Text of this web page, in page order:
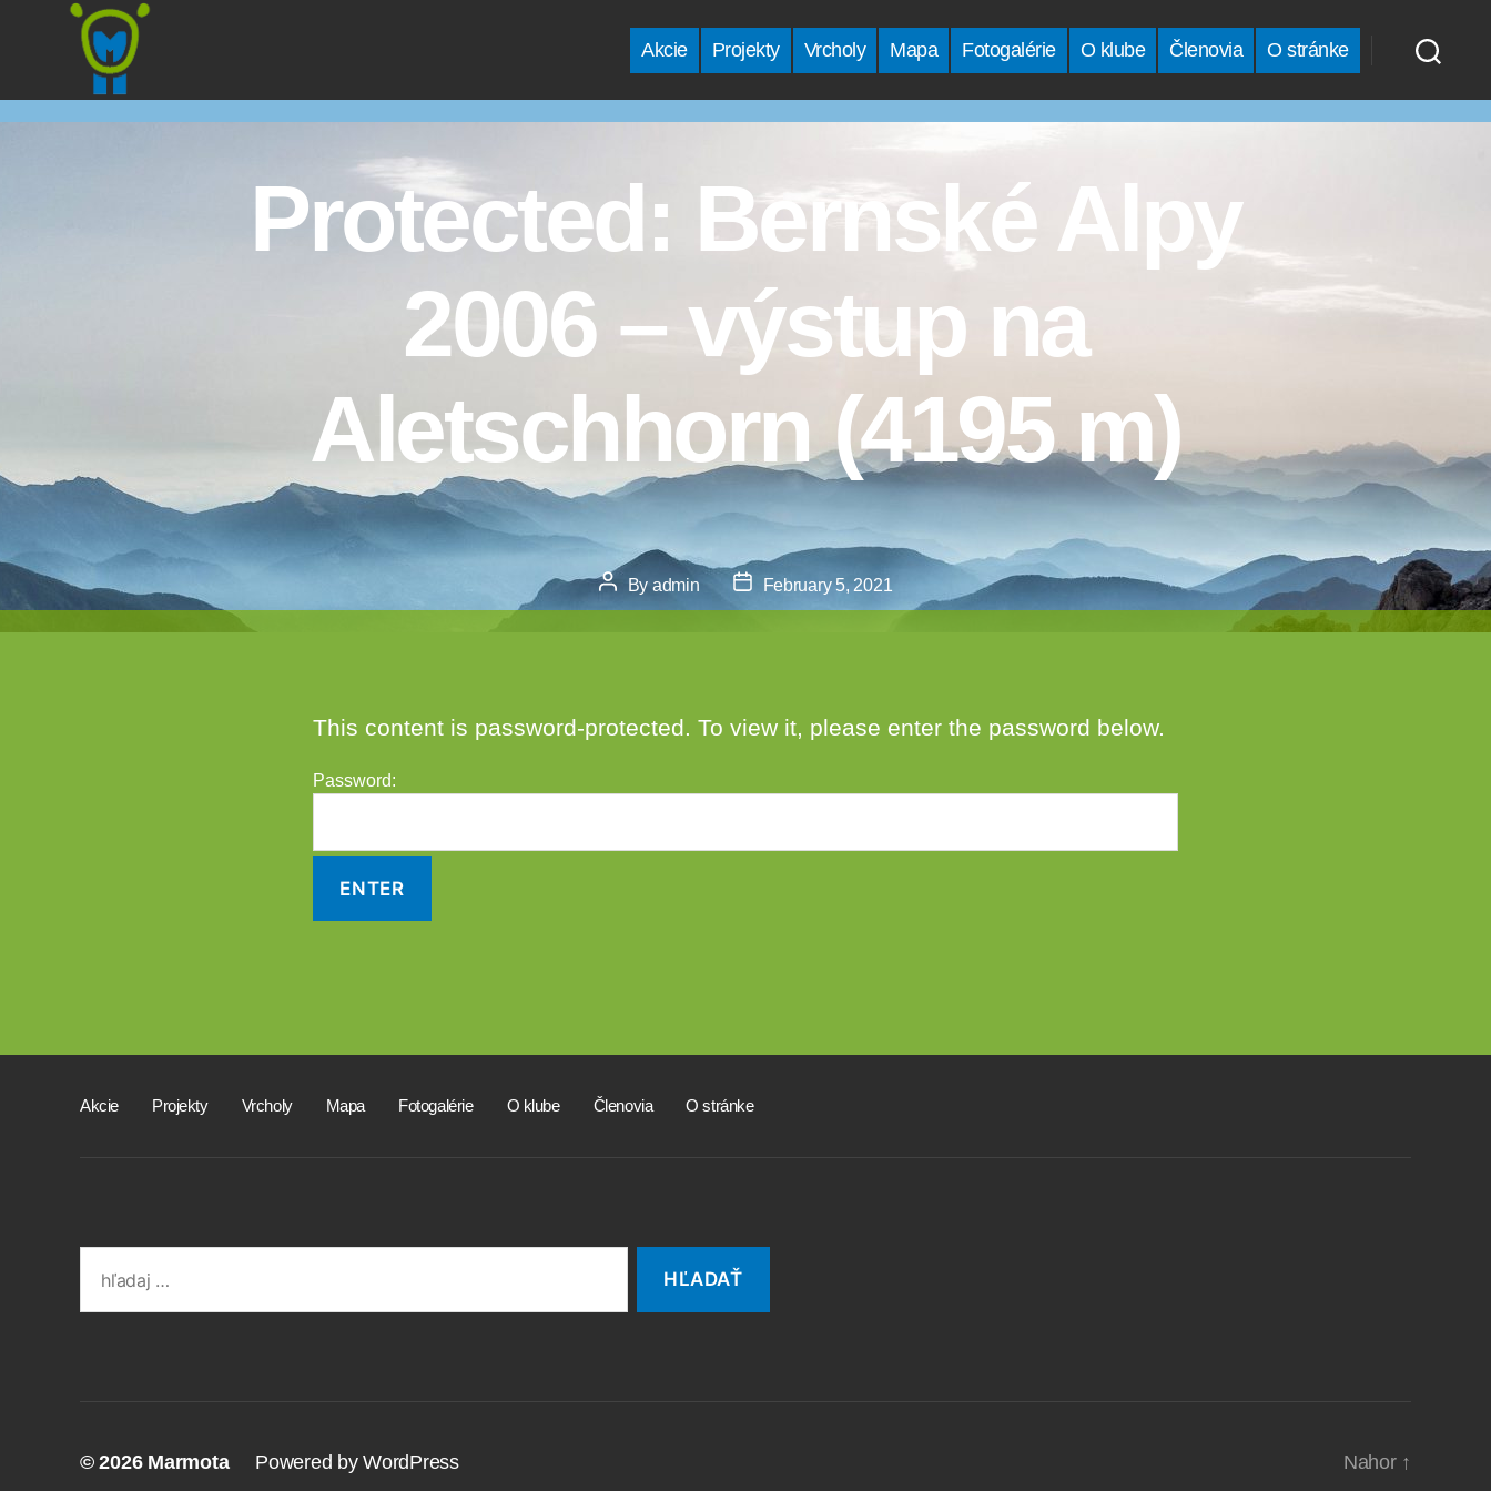
Akcie Projekty Vrcholy Mapa Fotogalérie O klube Členovia O stránke
Protected: Bernské Alpy
2006 – výstup na
Aletschhorn (4195 m)
Post
author
By admin
Post
date
February 5, 2021
This content is password-protected. To view it, please enter the password below.
Password:
Akcie Projekty Vrcholy Mapa Fotogalérie O klube Členovia O stránke
for:
© 2026 Marmota Powered by WordPress Nahor ↑